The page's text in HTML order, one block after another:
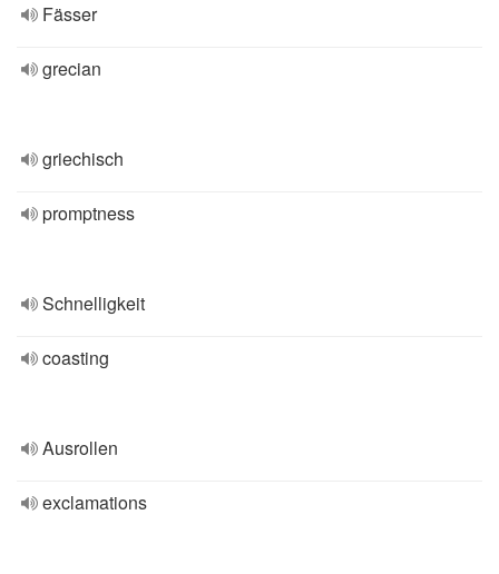
Fässer
grecian
griechisch
promptness
Schnelligkeit
coasting
Ausrollen
exclamations